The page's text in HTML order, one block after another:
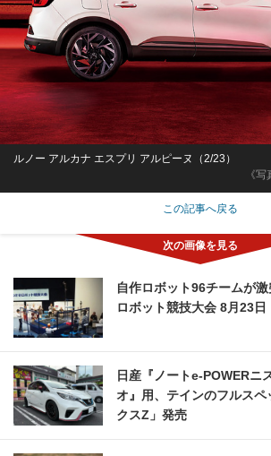
《
ルノー アルカナ エスプリ アルピーヌ（2/23）
この記事へ戻る
自作ロボット96チームが
ロボット競技大会 8月23日
日産『ノートe-POWERニ
オ』用、テインのフルスペ
クスZ」発売